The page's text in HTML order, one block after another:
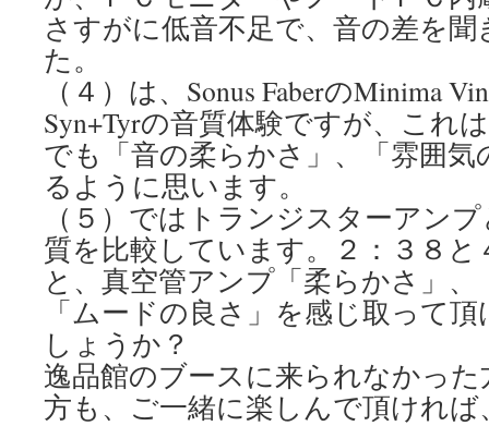
さすがに低音不足で、音の差を
た。
（４）は、Sonus FaberのMinima
Syn+Tyrの音質体験ですが、これ
でも「音の柔らかさ」、「雰囲
るように思います。
（５）ではトランジスターアン
質を比較しています。２：３８
と、真空管アンプ「柔らかさ」
「ムードの良さ」を感じ取って
しょうか？
逸品館のブースに来られなかっ
方も、ご一緒に楽しんで頂けれ